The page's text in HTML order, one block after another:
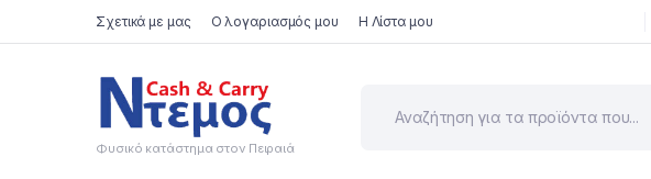
Σχετικά με μας Ο λογαριασμός μου Η Λίστα μου
Φυσικό κατάστημα στον Πειραιά